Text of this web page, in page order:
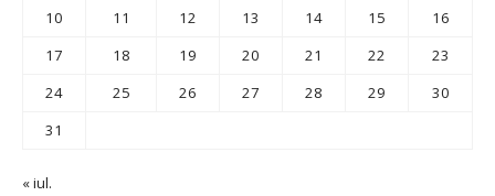
10
11 12 13 14 15
16
17
18 19 20 21 22
23
24
25 26 27 28 29
30
31
« iul.